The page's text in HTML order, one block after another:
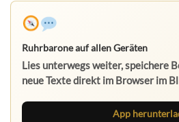
Ruhrbarone auf allen Geräten
Lies unterwegs weiter, speichere
neue Texte direkt im Browser im
App